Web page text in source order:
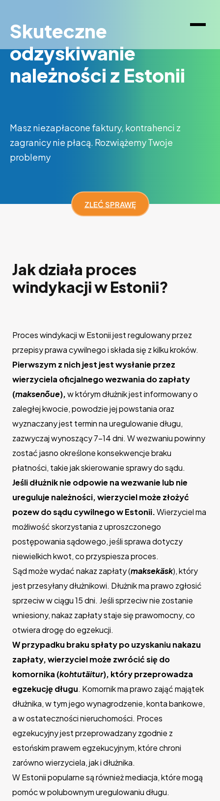
Skuteczne
odzyskiwanie
należności z Estonii
Masz niezapłacone faktury, kontrahenci z
zagranicy nie płacą. Rozwiążemy Twoje
problemy
ZLEĆ SPRAWĘ
Jak działa proces
windykacji w Estonii?
Proces windykacji w Estonii jest regulowany przez
przepisy prawa cywilnego i składa się z kilku kroków.
Pierwszym z nich jest jest wysłanie przez
wierzyciela oficjalnego wezwania do zapłaty
(maksenõue),w którym dłużnik jest informowany o
zaległej kwocie, powodzie jej powstania oraz
wyznaczany jest termin na uregulowanie długu,
zazwyczaj wynoszący 7-14 dni. W wezwaniu powinny
zostać jasno określone konsekwencje braku
płatności, takie jak skierowanie sprawy do sądu.
Jeśli dłużnik nie odpowie na wezwanie lub nie
ureguluje należności, wierzyciel może złożyć
pozew do sądu cywilnego w Estonii.Wierzyciel ma
możliwość skorzystania z uproszczonego
postępowania sądowego, jeśli sprawa dotyczy
niewielkich kwot, co przyspiesza proces.
Sąd może wydać nakaz zapłaty (maksekäsk), który
jest przesyłany dłużnikowi. Dłużnik ma prawo zgłosić
sprzeciw w ciągu 15 dni. Jeśli sprzeciw nie zostanie
wniesiony, nakaz zapłaty staje się prawomocny, co
otwiera drogę do egzekucji.
W przypadku braku spłaty po uzyskaniu nakazu
zapłaty, wierzyciel może zwrócić się do
komornika (kohtutäitur), który przeprowadza
egzekucję długu. Komornik ma prawo zająć majątek
dłużnika, w tym jego wynagrodzenie, konta bankowe,
a w ostateczności nieruchomości. Proces
egzekucyjny jest przeprowadzany zgodnie z
estońskim prawem egzekucyjnym, które chroni
zarówno wierzyciela, jak i dłużnika.
W Estonii popularne są również mediacja, które mogą
pomóc w polubownym uregulowaniu długu.